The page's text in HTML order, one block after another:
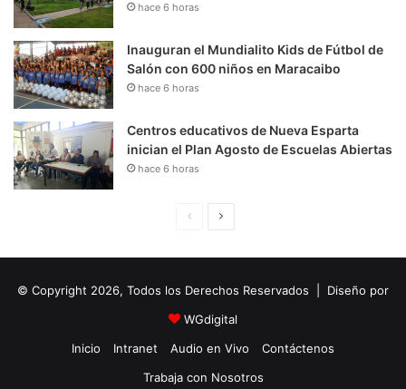
hace 6 horas
Inauguran el Mundialito Kids de Fútbol de
Salón con 600 niños en Maracaibo
hace 6 horas
Centros educativos de Nueva Esparta
inician el Plan Agosto de Escuelas Abiertas
hace 6 horas
i
n
a
u
i
e
© Copyright 2026, Todos los Derechos Reservados | Diseño por
WGdigital
Inicio
Intranet Audio en Vivo
Contáctenos
Trabaja con Nosotros